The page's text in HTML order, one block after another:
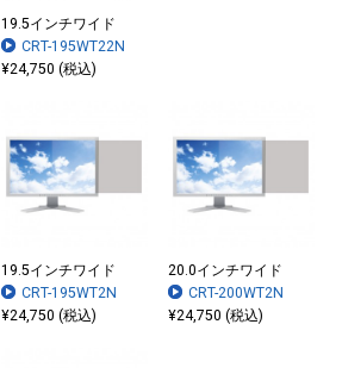
19.5インチワイド
CRT-195WT22N
¥24,750 (税込)
19.5インチワイド
CRT-195WT2N
¥24,750 (税込)
20.0インチワイド
CRT-200WT2N
¥24,750 (税込)